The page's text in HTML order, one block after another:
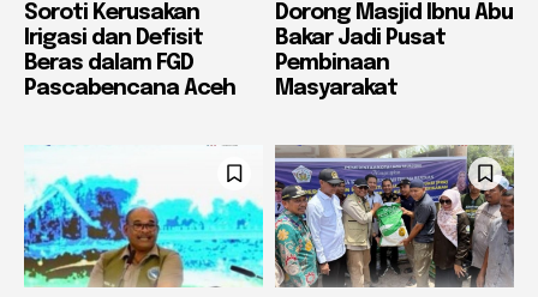
Soroti Kerusakan
Irigasi dan Defisit
Beras dalam FGD
Pascabencana Aceh
Dorong Masjid Ibnu Abu
Bakar Jadi Pusat
Pembinaan
Masyarakat